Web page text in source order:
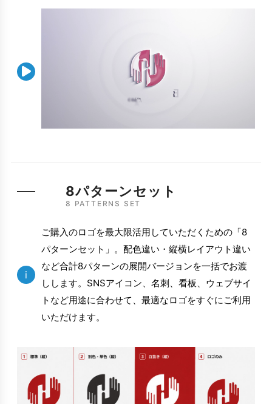

8パターンセット
8 PATTERNS SET
i
ご購入のロゴを最大限活用していただくための「8
パターンセット」。配色違い・縦横レイアウト違い
など合計8パターンの展開バージョンを一括でお渡
しします。SNSアイコン、名刺、看板、ウェブサイ
トなど用途に合わせて、最適なロゴをすぐにご利用
いただけます。